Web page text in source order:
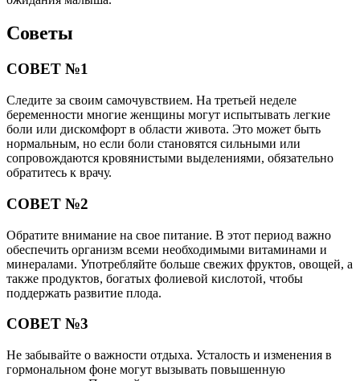
Советы
СОВЕТ №1
Следите за своим самочувствием. На третьей неделе
беременности многие женщины могут испытывать легкие
боли или дискомфорт в области живота. Это может быть
нормальным, но если боли становятся сильными или
сопровождаются кровянистыми выделениями, обязательно
обратитесь к врачу.
СОВЕТ №2
Обратите внимание на свое питание. В этот период важно
обеспечить организм всеми необходимыми витаминами и
минералами. Употребляйте больше свежих фруктов, овощей, а
также продуктов, богатых фолиевой кислотой, чтобы
поддержать развитие плода.
СОВЕТ №3
Не забывайте о важности отдыха. Усталость и изменения в
гормональном фоне могут вызывать повышенную